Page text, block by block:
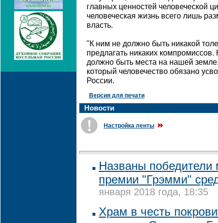
главных ценностей человеческой
человеческая жизнь всего лишь
власть.
"К ним не должно быть никакой
предлагать никаких
должно быть места на нашей
который человечество обязано
России.
Версия для печати
Новости
Настройка ленты
Названы победители
премии "Грэмми"
января 2018 года, 18:35
Храм в честь